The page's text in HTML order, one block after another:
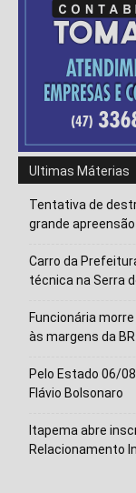
Ultimas Máterias
Tentativa de
grande
Carro da
técnica na Serra
Funcionária
às margens da
Pelo Estado 06/
Flávio Bolsonaro
Itapema abre
Relacionamento